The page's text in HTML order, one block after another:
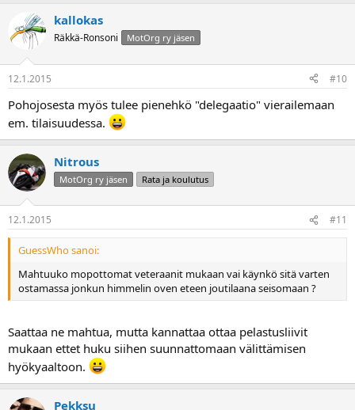
kallokas
Räkkä-Ronsoni MotOrg ry jäsen
12.1.2015 #10
Pohojosesta myös tulee pienehkö "delegaatio" vierailemaan
em. tilaisuudessa.
Nitrous
MotOrg ry jäsen Rata ja koulutus
12.1.2015 #11
GuessWho sanoi:
Mahtuuko mopottomat veteraanit mukaan vai käynkö sitä varten
ostamassa jonkun himmelin oven eteen joutilaana seisomaan ?
Saattaa ne mahtua, mutta kannattaa ottaa pelastusliivit
mukaan ettet huku siihen suunnattomaan välittämisen
hyökyaaltoon.
Pekksu